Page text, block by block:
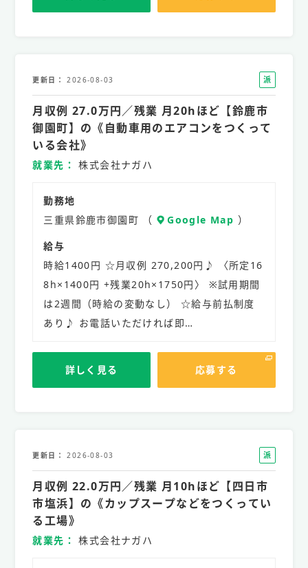
更新日 2026-08-03
派
遣
社
員
月収例 27.0万円／残業 月20hほど【鈴鹿市
御園町】の《自動車用のエアコンをつくって
いる会社》
就業先 株式会社ナガハ
勤務地
三重県鈴鹿市御園町 （
Google Map ）
給与
時給1400円 ☆月収例 270,200円♪ 〈所定16
8h×1400円 +残業20h×1750円〉 ※試用期間
は2週間（時給の変動なし） ☆給与前払制度
あり♪ お電話いただければ即…
詳しく見る 応募する
更新日 2026-08-03
派
遣
社
員
月収例 22.0万円／残業 月10hほど【四日市
市塩浜】の《カップスープなどをつくってい
る工場》
就業先 株式会社ナガハ